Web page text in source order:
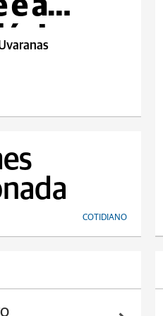
e à
em
COTIDIANO